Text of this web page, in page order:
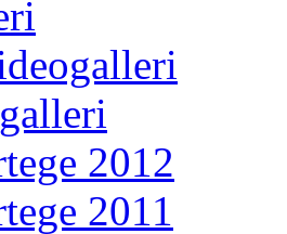
2012
2011